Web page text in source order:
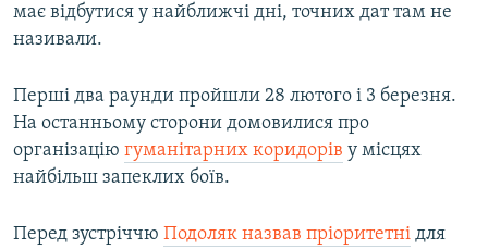
має відбутися у найближчі дні, точних дат там не
називали.
Перші два раунди пройшли 28 лютого і 3 березня.
На останньому сторони домовилися про
організацію гуманітарних коридорів у місцях
найбільш запеклих боїв.
Перед зустріччю Подоляк назвав пріоритетні для